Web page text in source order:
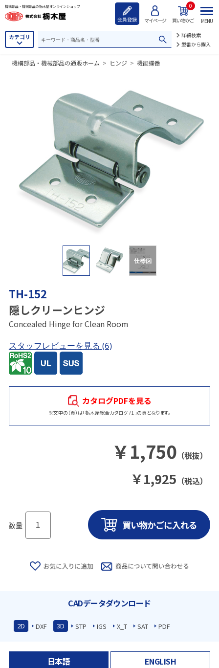
機構部品・機械部品の栃木屋オンラインショップ
会員登録 マイページ 買い物かご
0
カテゴリ
詳細検索
型番から購入
MENU
機構部品・機械部品の通販ホーム > ヒンジ > 機能蝶番
仕様図
TH-152
隠しクリーンヒンジ
Concealed Hinge for Clean Room
スタッフレビューを見る (6)
カタログPDFを見る
※文中の（頁）は「栃木屋総合カタログ 71」の頁となります。
￥1,750 （税抜）
￥1,925 （税込）
数量
CADデータダウンロード
2D DXF 3D STP IGS X_T SAT PDF
日本語
ENGLISH